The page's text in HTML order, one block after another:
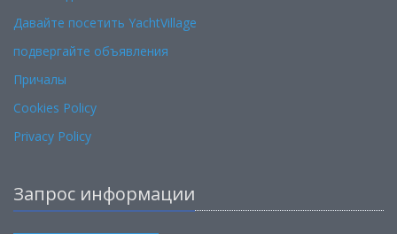
Давайте посетить YachtVillage
подвергайте объявления
Причалы
Cookies Policy
Privacy Policy
Запрос информации